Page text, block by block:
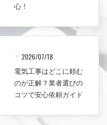
心！
2026/07/18
電気工事はどこに頼む
のが正解？業者選びの
コツで安心依頼ガイド